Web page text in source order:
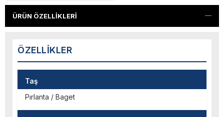
ÜRÜN ÖZELLIKLERI
ÖZELLIKLER
Taş
Pırlanta / Baget